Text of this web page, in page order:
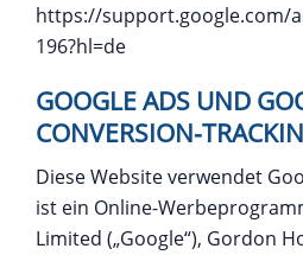
https://support.google.com/
196?hl=de
GOOGLE ADS UND
CONVERSION-
Diese Website verwendet
ist ein Online-
Limited („Google“), Gordon